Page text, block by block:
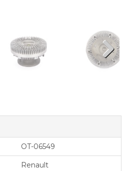
OT-06549
Renault